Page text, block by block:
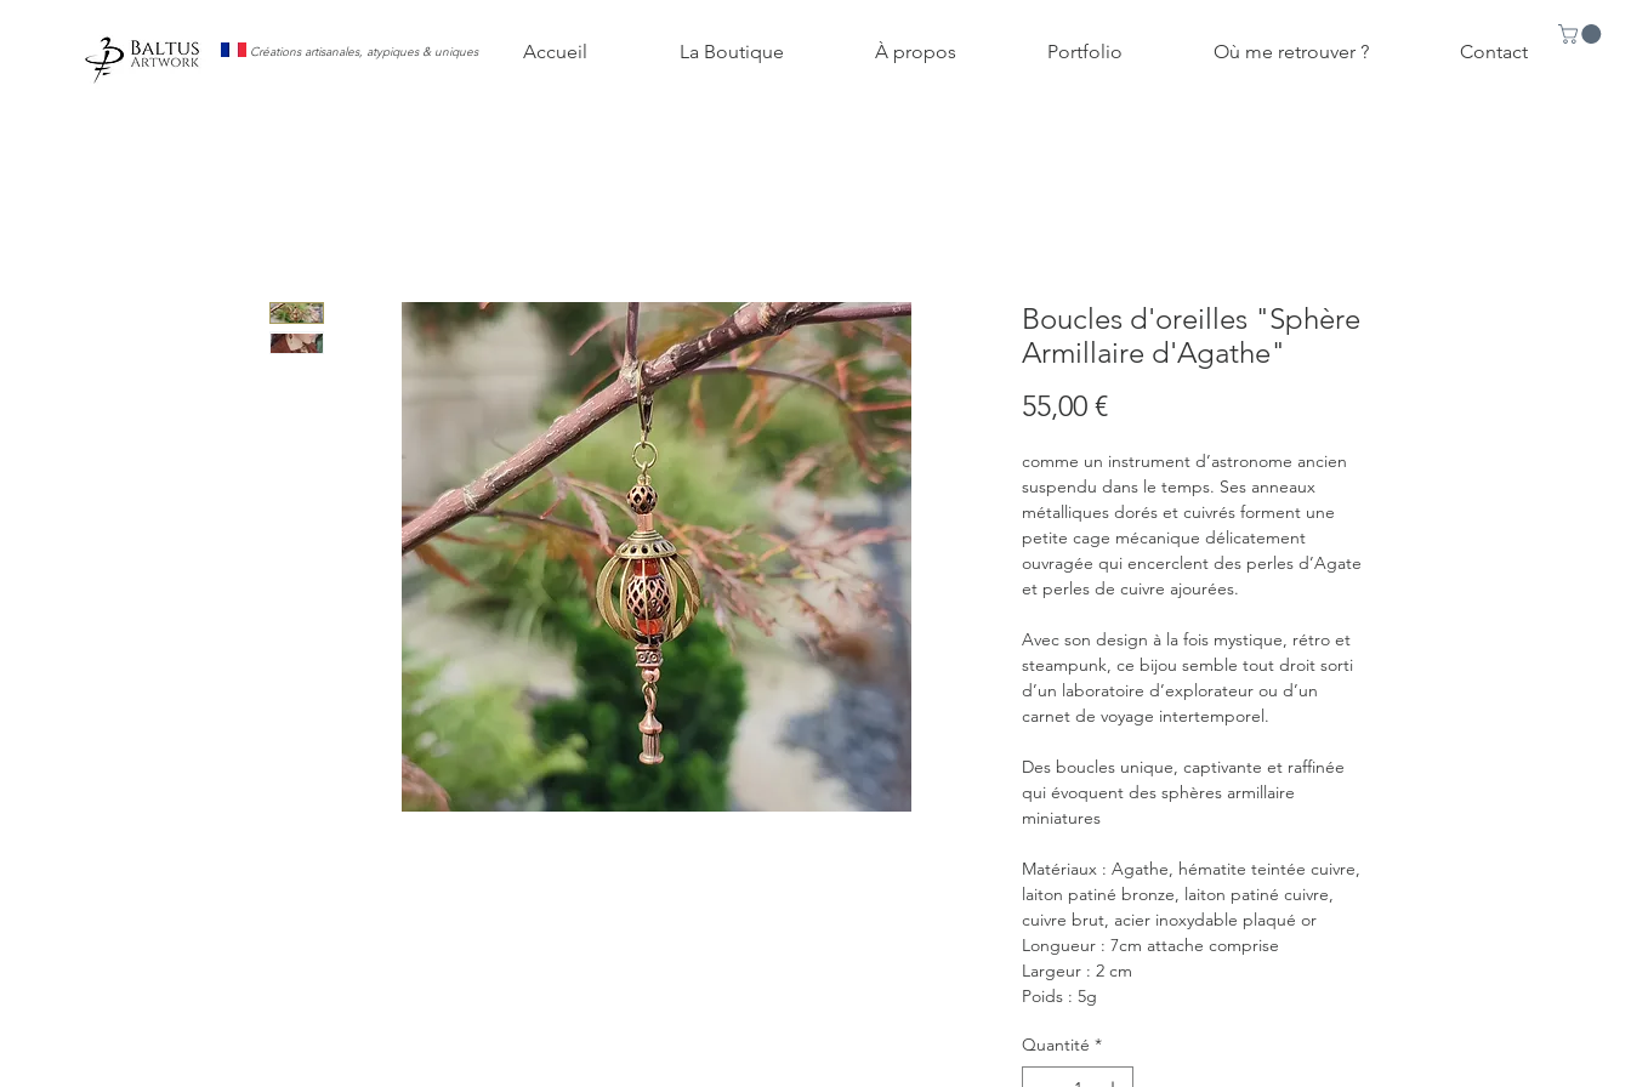
Accueil La Boutique À propos Portfolio Où me retrouver ? Contact
Créations artisanales, atypiques & uniques
Boucles d'oreilles "Sphère
Armillaire d'Agathe"
55,00 €Prix
comme un instrument d’astronome ancien
suspendu dans le temps. Ses anneaux
métalliques dorés et cuivrés forment une
petite cage mécanique délicatement
ouvragée qui encerclent des perles d’Agate
et perles de cuivre ajourées.
Avec son design à la fois mystique, rétro et
steampunk, ce bijou semble tout droit sorti
d’un laboratoire d’explorateur ou d’un
carnet de voyage intertemporel.
Des boucles unique, captivante et raffinée
qui évoquent des sphères armillaire
miniatures
Matériaux : Agathe, hématite teintée cuivre,
laiton patiné bronze, laiton patiné cuivre,
cuivre brut, acier inoxydable plaqué or
Longueur : 7cm attache comprise
Largeur : 2 cm
Poids : 5g
Quantité *